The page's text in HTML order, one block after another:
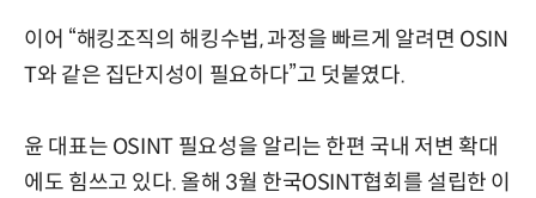
이어 “해킹조직의 해킹수법, 과정을 빠르게 알려면 OSIN
T와 같은 집단지성이 필요하다”고 덧붙였다.
윤 대표는 OSINT 필요성을 알리는 한편 국내 저변 확대
에도 힘쓰고 있다. 올해 3월 한국OSINT협회를 설립한 이